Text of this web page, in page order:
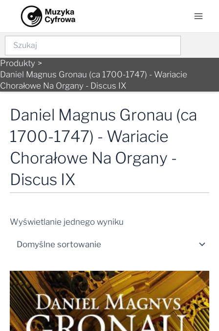
content
Szukaj
Produkty
Daniel Magnus Gronau (ca 1700-1747) - Wariacie
Chorałowe Na Organy - Discus IX
Daniel Magnus Gronau (ca
1700-1747) - Wariacie
Chorałowe Na Organy -
Discus IX
Wyświetlanie jednego wyniku